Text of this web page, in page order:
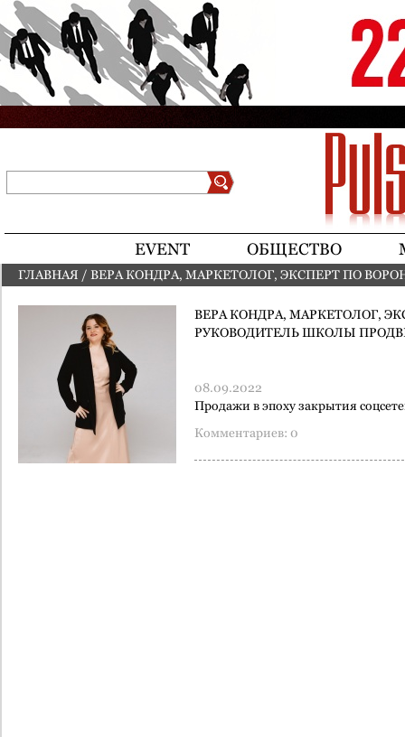
Jump to navigation
EVENT ОБЩЕСТВО
ВЫ ЗДЕСЬ
ГЛАВНАЯ / ВЕРА КОНДРА, МАРКЕТОЛОГ, ЭКСПЕРТ ПО
ВЕРА КОНДРА, МАРКЕТОЛОГ,
РУКОВОДИТЕЛЬ ШКОЛЫ
08.09.2022
Продажи в эпоху закрытия
Комментариев: 0